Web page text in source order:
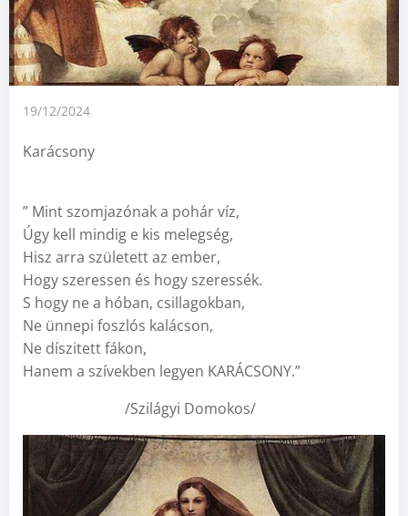
19/12/2024
Karácsony
” Mint szomjazónak a pohár víz,
Úgy kell mindig e kis melegség,
Hisz arra született az ember,
Hogy szeressen és hogy szeressék.
S hogy ne a hóban, csillagokban,
Ne ünnepi foszlós kalácson,
Ne díszitett fákon,
Hanem a szívekben legyen KARÁCSONY.”
/Szilágyi Domokos/